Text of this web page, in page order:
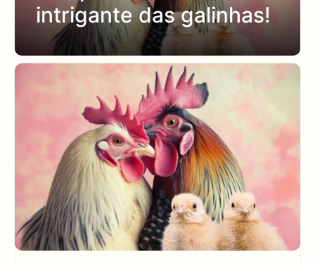
intrigante das galinhas!